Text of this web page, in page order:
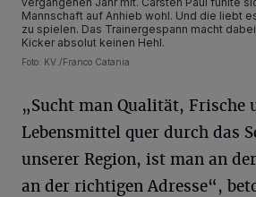
Mannschaft auf Anhieb wohl. Und die liebt
zu spielen. Das Trainergespann macht
Kicker absolut keinen Hehl.
Foto: KV./Franco Catania
„Sucht man Qualität, Frische
Lebensmittel quer durch das
unserer Region, ist man an
an der richtigen Adresse“,